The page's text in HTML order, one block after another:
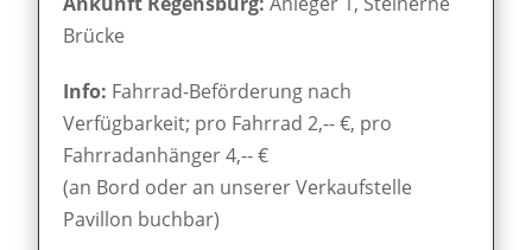
Brücke
Info: Fahrrad-Beförderung nach
Verfügbarkeit; pro Fahrrad 2,-- €, pro
Fahrradanhänger 4,-- €
(an Bord oder an unserer Verkaufstelle
Pavillon buchbar)